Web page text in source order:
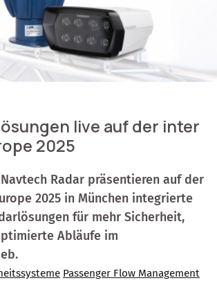
live auf der inter
2025
Radar präsentieren auf der
2025 in München integrierte
für mehr Sicherheit,
Abläufe im
Passenger Flow Management